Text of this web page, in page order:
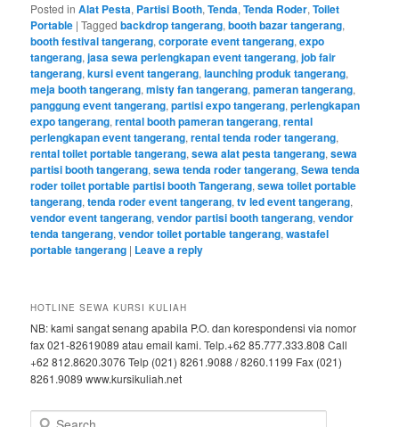
Posted in Alat Pesta, Partisi Booth,Tenda,Tenda Roder,Toilet
Portable |Tagged backdrop tangerang,booth bazar tangerang,
booth festival tangerang,corporate event tangerang,expo
tangerang,jasa sewa perlengkapan event tangerang,job fair
tangerang,kursi event tangerang,launching produk tangerang,
meja booth tangerang,misty fan tangerang,pameran tangerang,
panggung event tangerang,partisi expo tangerang,perlengkapan
expo tangerang,rental booth pameran tangerang,rental
perlengkapan event tangerang,rental tenda roder tangerang,
rental toilet portable tangerang,sewa alat pesta tangerang,sewa
partisi booth tangerang,sewa tenda roder tangerang,Sewa tenda
roder toilet portable partisi booth Tangerang,sewa toilet portable
tangerang,tenda roder event tangerang,tv led event tangerang,
vendor event tangerang,vendor partisi booth tangerang,vendor
tenda tangerang,vendor toilet portable tangerang,wastafel
portable tangerang | Leave a reply
HOTLINE SEWA KURSI KULIAH
NB: kami sangat senang apabila P.O. dan korespondensi via nomor
fax 021-82619089 atau email kami. Telp.+62 85.777.333.808 Call
+62 812.8620.3076 Telp (021) 8261.9088 / 8260.1199 Fax (021)
8261.9089 www.kursikuliah.net
Search